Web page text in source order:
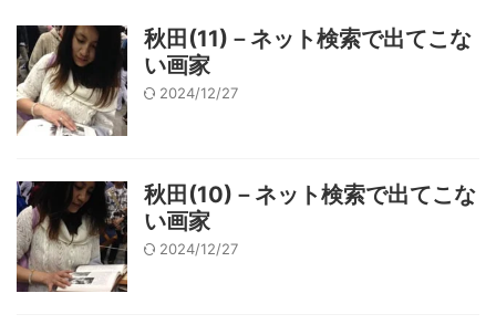
秋田(11)－ネット検索で出てこな
い画家
2024/12/27
秋田(10)－ネット検索で出てこな
い画家
2024/12/27